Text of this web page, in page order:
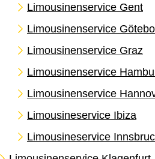
Limousinenservice Gent
Limousinenservice
Limousinenservice Graz
Limousinenservice
Limousinenservice
Limousineservice Ibiza
Limousineservice